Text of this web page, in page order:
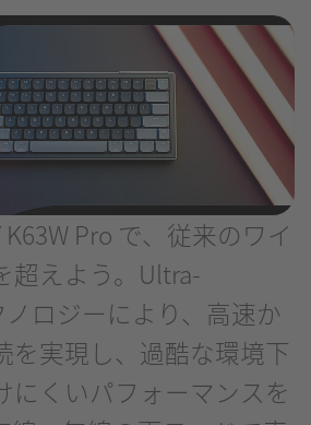
K63W Pro で、従来のワイ
超えよう。Ultra-
ロジーにより、高速か
を実現し、過酷な環境下
にくいパフォーマンスを